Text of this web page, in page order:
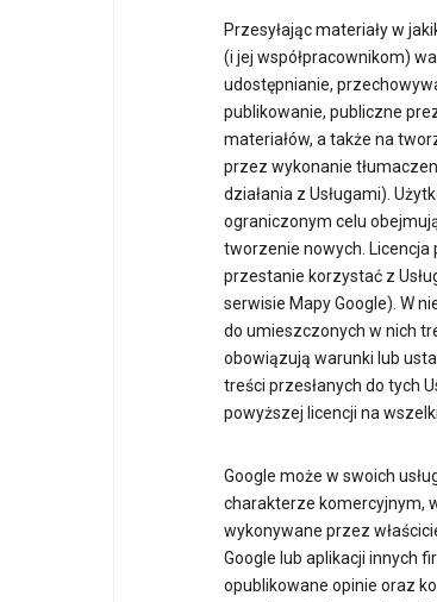
Przesyłając materiały w
(i jej współpracownikom)
udostępnianie,
publikowanie, publiczne
materiałów, a także na
przez wykonanie
działania z Usługami).
ograniczonym celu
tworzenie nowych.
przestanie korzystać z
serwisie Mapy Google). W
do umieszczonych w nich
obowiązują warunki lub
treści przesłanych do tych
powyższej licencji na
Google może w swoich
charakterze komercyjnym,
wykonywane przez
Google lub aplikacji innych
opublikowane opinie oraz